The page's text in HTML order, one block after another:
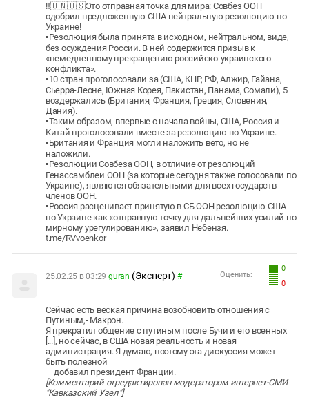
‼️🇺🇳🇺🇸Это отправная точка для мира: Совбез ООН
одобрил предложенную США нейтральную резолюцию по
Украине!
▪️Резолюция была принята в исходном, нейтральном, виде,
без осуждения России. В ней содержится призыв к
«немедленному прекращению российско-украинского
конфликта».
▪️10 стран проголосовали за (США, КНР, РФ, Алжир, Гайана,
Сьерра-Леоне, Южная Корея, Пакистан, Панама, Сомали), 5
воздержались (Британия, Франция, Греция, Словения,
Дания).
▪️Таким образом, впервые с начала войны, США, Россия и
Китай проголосовали вместе за резолюцию по Украине.
▪️Британия и Франция могли наложить вето, но не
наложили.
▪️Резолюции Совбеза ООН, в отличие от резолюций
Генассамблеи ООН (за которые сегодня также голосовали по
Украине), являются обязательными для всех государств-
членов ООН.
▪️Россия расценивает принятую в СБ ООН резолюцию США
по Украине как «отправную точку для дальнейших усилий по
мирному урегулированию», заявил Небензя.
t.me/RVvoenkor
0
0
Оценить:
25.02.25 в 03:29 guran (Эксперт) #
Сейчас есть веская причина возобновить отношения с
Путиным,- Макрон.
Я прекратил общение с путиным после Бучи и его военных
[...], но сейчас, в США новая реальность и новая
администрация. Я думаю, поэтому эта дискуссия может
быть полезной
— добавил президент Франции.
[Комментарий отредактирован модератором интернет-СМИ
"Кавказский Узел"]